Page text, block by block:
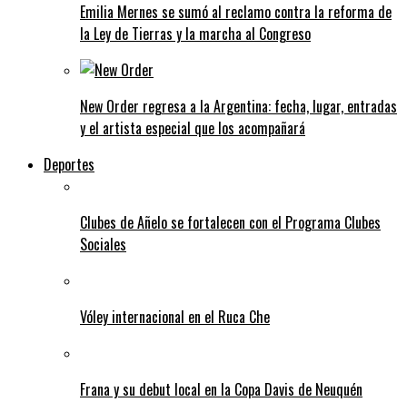
Emilia Mernes se sumó al reclamo contra la reforma de
la Ley de Tierras y la marcha al Congreso
New Order regresa a la Argentina: fecha, lugar, entradas
y el artista especial que los acompañará
Deportes
Clubes de Añelo se fortalecen con el Programa Clubes
Sociales
Vóley internacional en el Ruca Che
Frana y su debut local en la Copa Davis de Neuquén